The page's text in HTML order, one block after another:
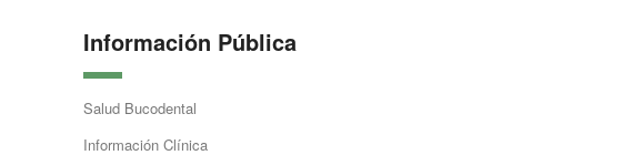
Información Pública
Salud Bucodental
Información Clínica